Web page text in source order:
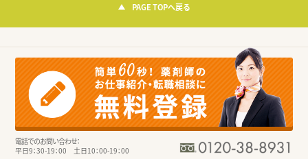
PAGE TOPへ戻る
電話でのお問い合わせ：
平日9：30-19：00 土日10：00-19：00